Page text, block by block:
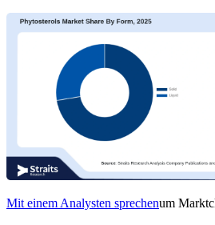
Mit einem Analysten sprechenum